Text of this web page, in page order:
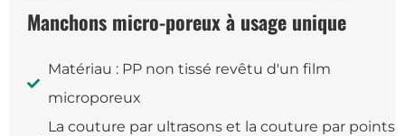
Manchons micro-poreux à usage unique
Matériau : PP non tissé revêtu d'un film
microporeux
La couture par ultrasons et la couture par points